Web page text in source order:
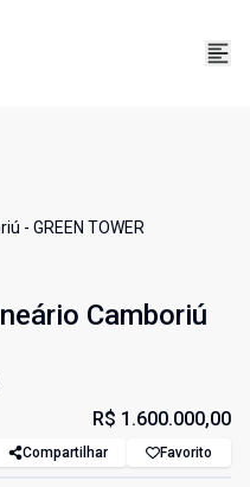
- GREEN TOWER
Camboriú
R$ 1.600.000,00
Compartilhar Favorito